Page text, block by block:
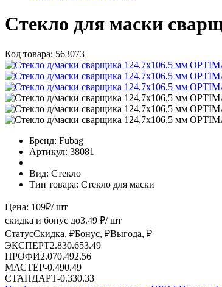
Стекло для маски
Код товара: 563073
Бренд: Fubag
Артикул: 38081
Вид: Стекло
Тип товара: Стекло для маски
Цена: 109₽/ шт
скидка и бонус до3.49 ₽/ шт
СтатусСкидка, ₽Бонус, ₽Выгода, ₽
ЭКСПЕРТ2.830.653.49
ПРОФИ2.070.492.56
МАСТЕР-0.490.49
СТАНДАРТ-0.330.33